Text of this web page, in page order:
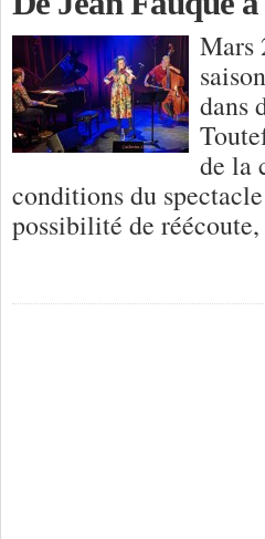
Mars
dans
de la
conditions du
possibilité de